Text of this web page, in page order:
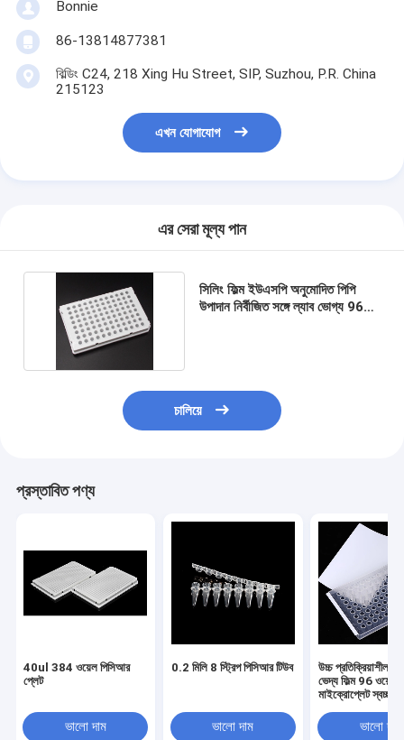
Bonnie
86-13814877381
বিল্ডিং C24, 218 Xing Hu Street, SIP, Suzhou, P.R. China
215123
এখন যোগাযোগ
এর সেরা মূল্য পান
সিলিং ফিল্ম ইউএসপি অনুমোদিত পিপি
উপাদান নির্বীজিত সঙ্গে ল্যাব ভোগ্য 96
চালিয়ে
প্রস্তাবিত পণ্য
40ul 384 ওয়েল পিসিআর
প্লেট
ভালো দাম
0.2 মিলি 8 স্ট্রিপ পিসিআর টিউব
ভালো দাম
উচ্চ প্রতিক্রিয়াশীল
ভেদ্য ফিল্ম 96 ওয়েল
মাইক্রোপ্লেট স্বচ্ছ
ভালো দাম